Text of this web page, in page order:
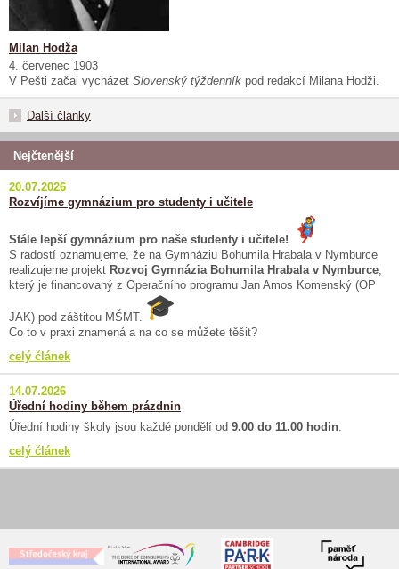
Milan Hodža
4. červenec 1903
V Pešti začal vycházet Slovenský týždenník pod redakcí Milana Hodži.
Další články
Nejčtenější
20.07.2026
Rozvíjíme gymnázium pro studenty i učitele
Stále lepší gymnázium pro naše studenty i učitele!
S radostí oznamujeme, že na Gymnáziu Bohumila Hrabala v Nymburce
realizujeme projekt Rozvoj Gymnázia Bohumila Hrabala v Nymburce
který je financovaný z Operačního programu Jan Amos Komenský (OP
JAK) pod záštitou MŠMT.
Co to v praxi znamená a na co se můžete těšit?
celý článek
14.07.2026
Úřední hodiny během prázdnin
Úřední hodiny školy jsou každé pondělí od 9.00 do 11.00 hodin
celý článek